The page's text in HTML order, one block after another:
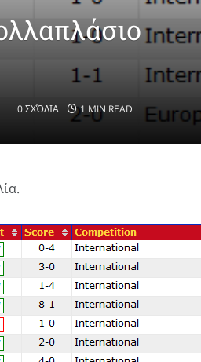
0 ΣΧΌΛΙΑ 1 MIN READ